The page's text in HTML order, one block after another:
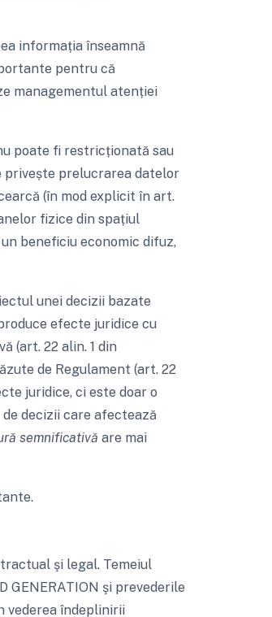
informația înseamnă
pentru că
managementul atenției
poate fi restricționată sau
privește prelucrarea datelor
(în mod explicit în art.
fizice din spațiul
beneficiu economic difuz,
unei decizii bazate
efecte juridice cu
(art. 22 alin. 1 din
de Regulament (art. 22
juridice, ci este doar o
decizii care afectează
semnificativă are mai
şi legal. Temeiul
şi prevederile
vederea îndeplinirii